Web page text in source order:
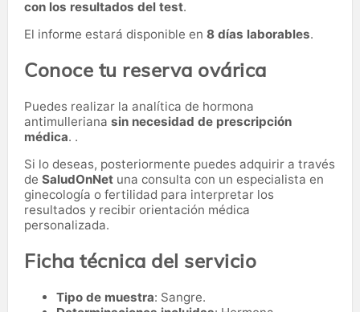
con los resultados del test.
El informe estará disponible en 8 días laborables.
Conoce tu reserva ovárica
Puedes realizar la analítica de hormona
antimulleriana sin necesidad de prescripción
médica. .
Si lo deseas, posteriormente puedes adquirir a través
de SaludOnNet una consulta con un especialista en
ginecología o fertilidad para interpretar los
resultados y recibir orientación médica
personalizada.
Ficha técnica del servicio
Tipo de muestra: Sangre.